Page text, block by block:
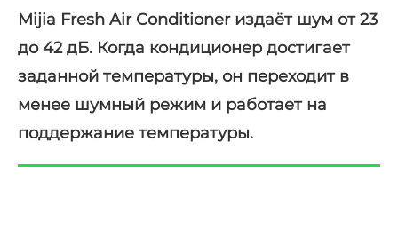
Mijia Fresh Air Conditioner издаёт шум от 23
до 42 дБ. Когда кондиционер достигает
заданной температуры, он переходит в
менее шумный режим и работает на
поддержание температуры.